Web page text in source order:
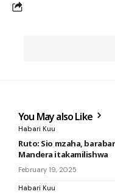
You May also Like
Habari Kuu
Ruto: Sio mzaha,
Mandera itakamilishwa
February 19, 2025
Habari Kuu